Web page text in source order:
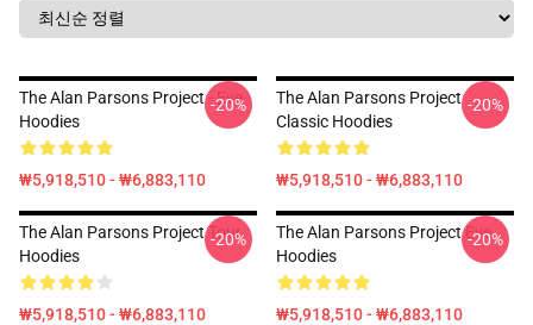
The Alan Parsons Project - Eve
Hoodies
₩5,918,510 - ₩6,883,110
-20%
The Alan Parsons Project
Classic Hoodies
₩5,918,510 - ₩6,883,110
-20%
The Alan Parsons Project Tour
Hoodies
₩5,918,510 - ₩6,883,110
-20%
The Alan Parsons Project Eye
Hoodies
₩5,918,510 - ₩6,883,110
-20%